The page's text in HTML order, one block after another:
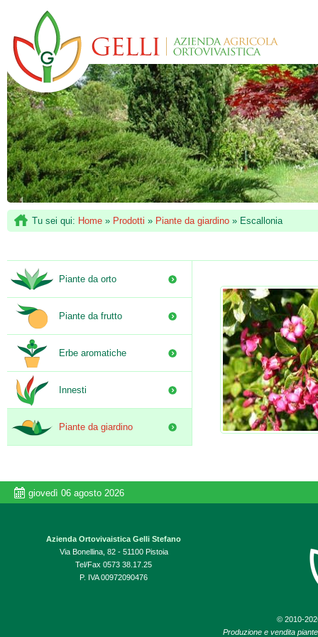
Tu sei qui: Home » Prodotti » Piante da giardino » Escallonia
Piante da orto
Piante da frutto
Erbe aromatiche
Innesti
Piante da giardino
giovedì 06 agosto 2026
Azienda Ortovivaistica Gelli Stefano
Via Bonellina, 82 - 51100 Pistoia
Tel/Fax 0573 38.17.25
P. IVA 00972090476
© 2010-
Produzione e vendita